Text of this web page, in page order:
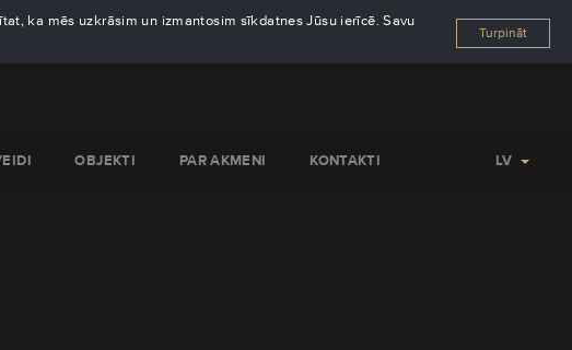
ka mēs uzkrāsim un izmantosim sīkdatnes Jūsu ierīcē. Savu
Turpināt
OBJEKTI PAR AKMENI KONTAKTI LV